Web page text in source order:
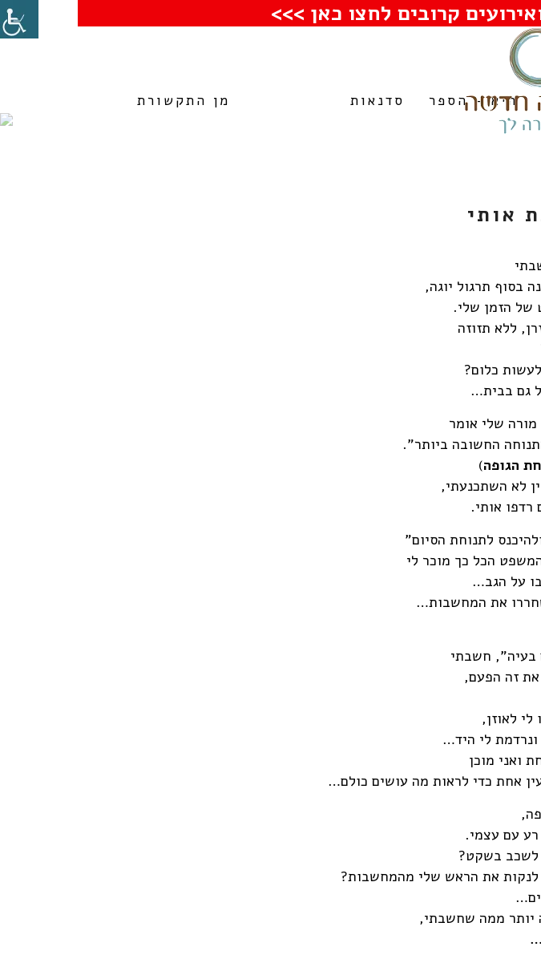
קרובים לחצו כאן >>>
היא – הספר סדנאות מן התקשורת
אותי
בסוף תרגול יוגה,
של הזמן שלי.
ללא תזוזה
כלום?
גם בבית…
שלי אומר
החשובה ביותר".
הגופה)
לא השתכנעתי,
רדפו אותי.
לתנוחת הסיום"
הכל כך מוכר לי
על הגב…
את המחשבות…
בעיה", חשבתי
את זה הפעם,
לי לאוזן,
לי היד…
ואני מוכן
אחת כדי לראות מה עושים כולם…
עם עצמי.
לשכב בשקט?
לנקות את הראש שלי מהמחשבות?
יותר ממה שחשבתי,